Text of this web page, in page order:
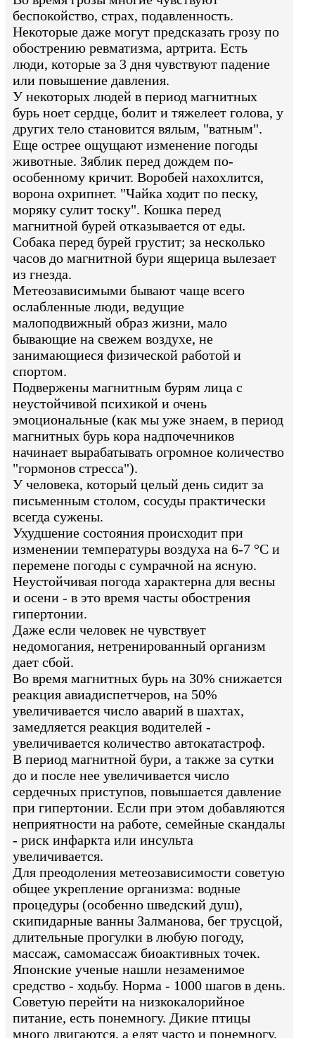
беспокойство, страх, подавленность.
Некоторые даже могут предсказать грозу по
обострению ревматизма, артрита. Есть
люди, которые за 3 дня чувствуют падение
или повышение давления.
У некоторых людей в период магнитных
бурь ноет сердце, болит и тяжелеет голова, у
других тело становится вялым, "ватным".
Еще острее ощущают изменение погоды
животные. Зяблик перед дождем по-
особенному кричит. Воробей нахохлится,
ворона охрипнет. "Чайка ходит по песку,
моряку сулит тоску". Кошка перед
магнитной бурей отказывается от еды.
Собака перед бурей грустит; за несколько
часов до магнитной бури ящерица вылезает
из гнезда.
Метеозависимыми бывают чаще всего
ослабленные люди, ведущие
малоподвижный образ жизни, мало
бывающие на свежем воздухе, не
занимающиеся физической работой и
спортом.
Подвержены магнитным бурям лица с
неустойчивой психикой и очень
эмоциональные (как мы уже знаем, в период
магнитных бурь кора надпочечников
начинает вырабатывать огромное количество
"гормонов стресса").
У человека, который целый день сидит за
письменным столом, сосуды практически
всегда сужены.
Ухудшение состояния происходит при
изменении температуры воздуха на 6-7 °С и
перемене погоды с сумрачной на ясную.
Неустойчивая погода характерна для весны
и осени - в это время часты обострения
гипертонии.
Даже если человек не чувствует
недомогания, нетренированный организм
дает сбой.
Во время магнитных бурь на 30% снижается
реакция авиадиспетчеров, на 50%
увеличивается число аварий в шахтах,
замедляется реакция водителей -
увеличивается количество автокатастроф.
В период магнитной бури, а также за сутки
до и после нее увеличивается число
сердечных приступов, повышается давление
при гипертонии. Если при этом добавляются
неприятности на работе, семейные скандалы
- риск инфаркта или инсульта
увеличивается.
Для преодоления метеозависимости советую
общее укрепление организма: водные
процедуры (особенно шведский душ),
скипидарные ванны Залманова, бег трусцой,
длительные прогулки в любую погоду,
массаж, самомассаж биоактивных точек.
Японские ученые нашли незаменимое
средство - ходьбу. Норма - 1000 шагов в день.
Советую перейти на низкокалорийное
питание, есть понемногу. Дикие птицы
много двигаются, а едят часто и понемногу.